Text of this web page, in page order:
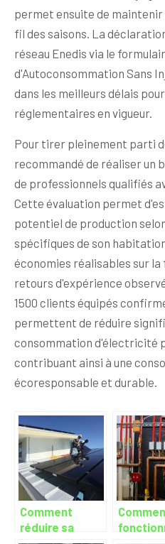
permet ensuite de
fil des saisons. La
réseau Enedis via le
d'Autoconsommation Sans
dans les meilleurs délais
réglementaires en vigueur.
Pour tirer pleinement parti
recommandé de réaliser un
de professionnels qualifiés
Cette évaluation permet
potentiel de production
spécifiques de son
économies réalisables sur
retours d'expérience
1500 clients équipés
permettent de réduire
consommation d'électricité
contribuant ainsi à une
écoresponsable et durable.
Comment
réduire sa